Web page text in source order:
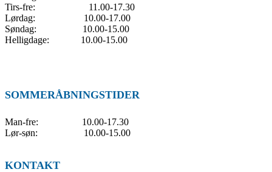
Tirs-fre: 11.00-17.30
Lørdag: 10.00-17.00
Søndag: 10.00-15.00
Helligdage: 10.00-15.00
SOMMERÅBNINGSTIDER
Man-fre: 10.00-17.30
Lør-søn: 10.00-15.00
KONTAKT